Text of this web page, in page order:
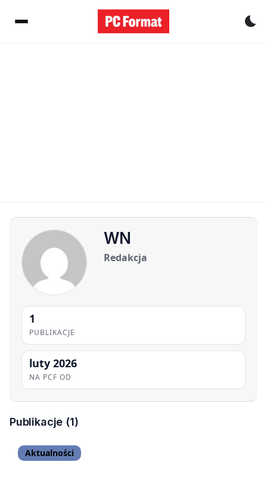
WN
Redakcja
1
PUBLIKACJE
luty 2026
NA PCF OD
Publikacje (1)
Aktualności